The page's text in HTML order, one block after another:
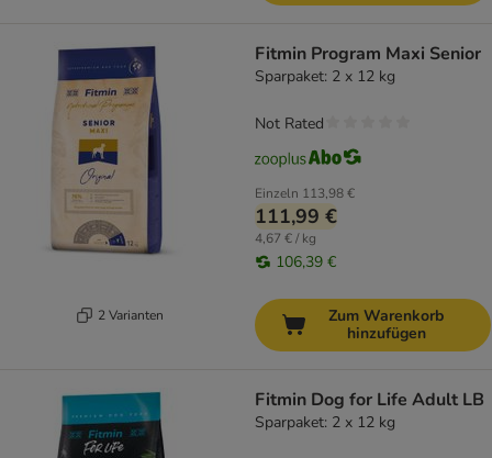
2 Varianten
Fitmin Program Maxi Senior
Sparpaket: 2 x 12 kg
Einzeln 113,98 €
111,99 €
4,67 € / kg
106,39 €
Not Rated
Zum Warenkorb
hinzufügen
Fitmin Dog for Life Adult LB
Sparpaket: 2 x 12 kg